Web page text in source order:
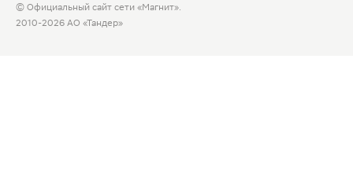
© Официальный сайт сети «Магнит».
2010-2026 АО «Тандер»